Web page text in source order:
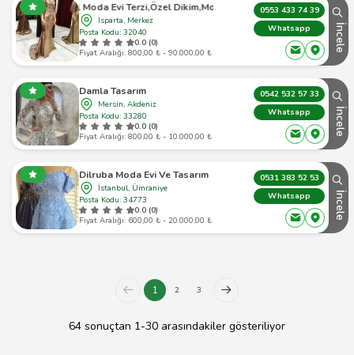
Gül Moda Evi Terzi,Özel Dikim,Moda Evi
Isparta, Merkez
Posta Kodu: 32040
0.0 (0)
Fiyat Aralığı: 800,00 ₺ - 90.000,00 ₺
0553 433 74 39
Whatsapp
İncele
Damla Tasarım
Mersin, Akdeniz
Posta Kodu: 33280
0.0 (0)
Fiyat Aralığı: 800,00 ₺ - 10.000,00 ₺
0542 532 57 33
Whatsapp
İncele
Dilruba Moda Evi Ve Tasarım
İstanbul, Ümraniye
Posta Kodu: 34773
0.0 (0)
Fiyat Aralığı: 600,00 ₺ - 20.000,00 ₺
0531 383 52 53
Whatsapp
İncele
1 2 3
64 sonuçtan 1-30 arasındakiler gösteriliyor